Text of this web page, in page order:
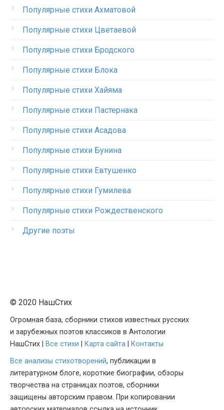
Популярные стихи Ахматовой
Популярные стихи Цветаевой
Популярные стихи Бродского
Популярные стихи Блока
Популярные стихи Хайяма
Популярные стихи Пастернака
Популярные стихи Асадова
Популярные стихи Бунина
Популярные стихи Евтушенко
Популярные стихи Гумилева
Популярные стихи Рождественского
Другие поэты
© 2020 НашСтих
Огромная база, сборники стихов известных русских
и зарубежных поэтов классиков в Антологии
НашСтих |
Все стихи Карта сайта
Контакты
Все анализы стихотворений, публикации в
литературном блоге, короткие биографии, обзоры
творчества на страницах поэтов, сборники
защищены авторским правом. При копировании